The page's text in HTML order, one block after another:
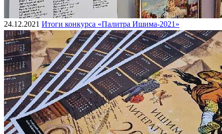
24.12.2021 Итоги конкурса «Палитра Ишима-2021»